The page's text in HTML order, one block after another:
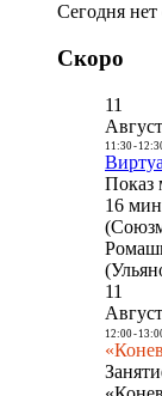
Сегодня
Скоро
11
11:30-
Показ
16
11
12:00-